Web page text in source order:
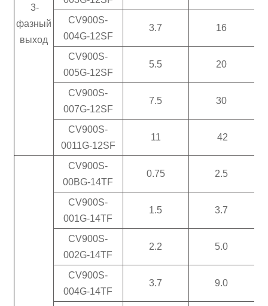
3-
фазный
выход
CV900S-
004G-12SF
3.7 16
CV900S-
005G-12SF
5.5 20
CV900S-
007G-12SF
7.5 30
CV900S-
0011G-12SF
11 42
CV900S-
00BG-14TF
0.75 2.5
CV900S-
001G-14TF
1.5 3.7
CV900S-
002G-14TF
2.2 5.0
CV900S-
004G-14TF
3.7 9.0